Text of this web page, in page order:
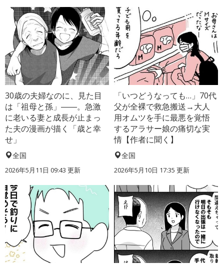
30歳の夫婦なのに、見た目
は「祖母と孫」――。急激
に老いる妻と成長が止まっ
た夫の漫画が描く「歳と幸
せ」
全国
2026年5月11日 09:43 更新
「いつどうなっても…」70代
父が全裸で救急搬送→大人
用オムツを手に最悪を覚悟
するアラサー娘の痛切な実
情【作者に聞く】
全国
2026年5月10日 17:35 更新